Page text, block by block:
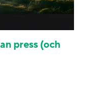
press (och